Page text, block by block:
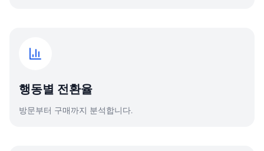
행동별 전환율
방문부터 구매까지 분석합니다.